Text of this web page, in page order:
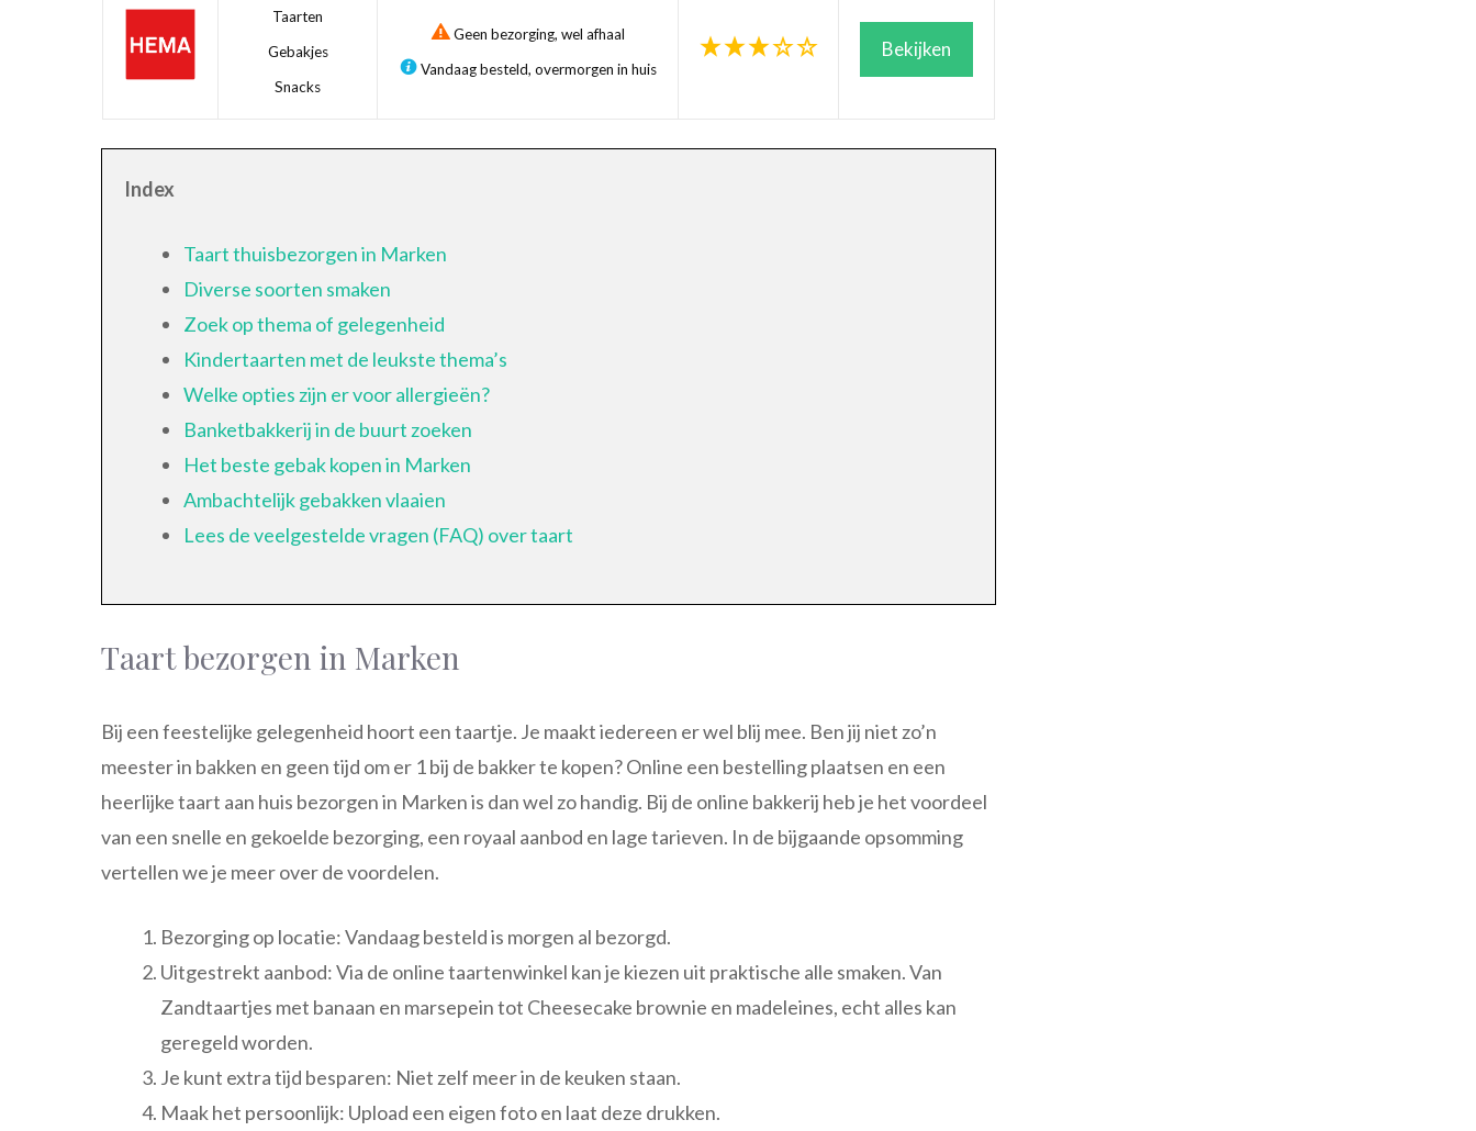
Taarten
Gebakjes
Snacks
Geen bezorging, wel afhaal
Vandaag besteld, overmorgen in huis
Bekijken
Index
Taart thuisbezorgen in Marken
Diverse soorten smaken
Zoek op thema of gelegenheid
Kindertaarten met de leukste thema’s
Welke opties zijn er voor allergieën?
Banketbakkerij in de buurt zoeken
Het beste gebak kopen in Marken
Ambachtelijk gebakken vlaaien
Lees de veelgestelde vragen (FAQ) over taart
Taart bezorgen in Marken
Bij een feestelijke gelegenheid hoort een taartje. Je maakt iedereen er wel blij mee. Ben jij niet zo’n
meester in bakken en geen tijd om er 1 bij de bakker te kopen? Online een bestelling plaatsen en een
heerlijke taart aan huis bezorgen in Marken is dan wel zo handig. Bij de online bakkerij heb je het voordeel
van een snelle en gekoelde bezorging, een royaal aanbod en lage tarieven. In de bijgaande opsomming
vertellen we je meer over de voordelen.
Bezorging op locatie: Vandaag besteld is morgen al bezorgd.
Uitgestrekt aanbod: Via de online taartenwinkel kan je kiezen uit praktische alle smaken. Van
Zandtaartjes met banaan en marsepein tot Cheesecake brownie en madeleines, echt alles kan
geregeld worden.
Je kunt extra tijd besparen: Niet zelf meer in de keuken staan.
Maak het persoonlijk: Upload een eigen foto en laat deze drukken.